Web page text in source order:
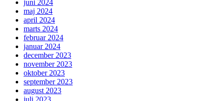
juni 2024
maj 2024
april 2024
marts 2024
februar 2024
januar 2024
december 2023
november 2023
oktober 2023
september 2023
august 2023
juli 2023